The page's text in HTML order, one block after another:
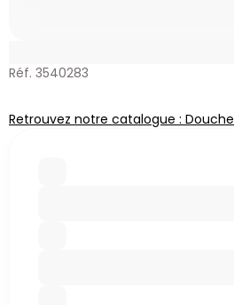
Réf. 3540283
Retrouvez notre catalogue : Douche